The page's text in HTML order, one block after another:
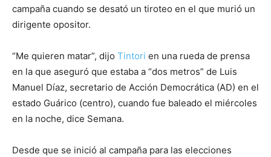
campaña cuando se desató un tiroteo en el que murió un
dirigente opositor.
“Me quieren matar”, dijo Tintori en una rueda de prensa
en la que aseguró que estaba a “dos metros” de Luis
Manuel Díaz, secretario de Acción Democrática (AD) en el
estado Guárico (centro), cuando fue baleado el miércoles
en la noche, dice Semana.
Desde que se inició al campaña para las elecciones